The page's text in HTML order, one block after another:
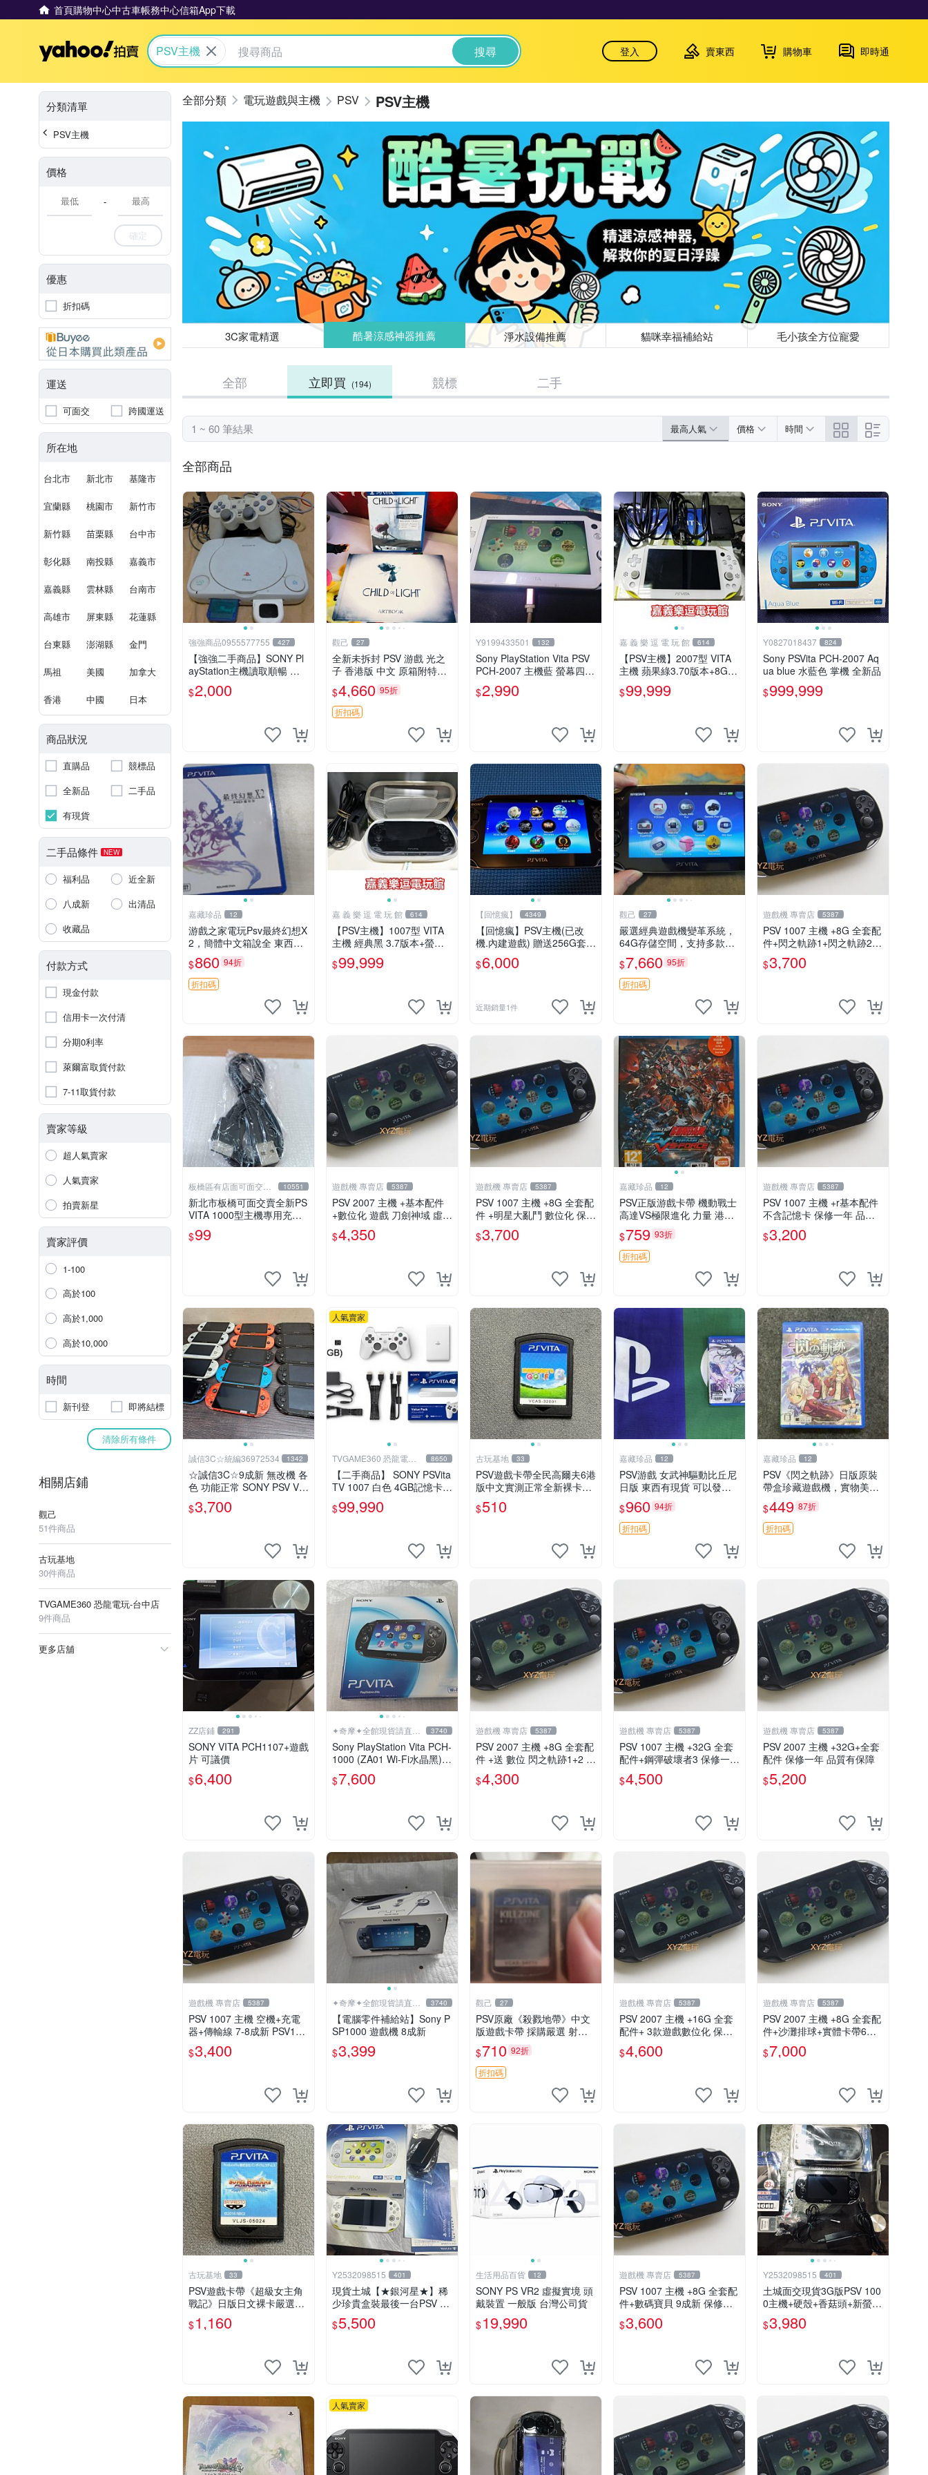
首頁購物中心中古車帳務中心信箱App下載
Yahoo拍賣
PSV主機 搜尋 登入 賣東西 購物車 即時通
分類清單
PSV主機
價格
-
確定
優惠
折扣碼
運送
可面交 跨國運送
所在地
台北市 新北市 基隆市
宜蘭縣 桃園市 新竹市
新竹縣 苗栗縣 台中市
彰化縣 南投縣 嘉義市
嘉義縣 雲林縣 台南市
高雄市 屏東縣 花蓮縣
台東縣 澎湖縣 金門
馬祖 美國 加拿大
香港 中國 日本
商品狀況
直購品
競標品
全新品
二手品
有現貨
二手品條件 NEW
福利品
近全新
八成新
出清品
收藏品
付款方式
現金付款
信用卡一次付清
分期0利率
萊爾富取貨付款
7-11取貨付款
賣家等級
超人氣賣家
人氣賣家
拍賣新星
賣家評價
1-100
高於100
高於1,000
高於10,000
時間
新刊登 即將結標
清除所有條件
相關店鋪
觀己
51件商品
古玩基地
30件商品
TVGAME360 恐龍電玩-台中店
9件商品
更多店舖
電玩遊戲與主機 PSV PSV主機
3C家電精選 酷暑涼感神器推薦 淨水設備推薦 貓咪幸福補給站 毛小孩全方位寵愛
全部 立即買 (194) 競標 二手
1 ~ 60 筆結果 最高人氣 價格 時間
全部商品
強強商品0955577755 427
【強強二手商品】SONY Pl
ayStation主機讀取順暢 如
圖全部 ! 外觀完整乾淨
$2,000
觀己 27
全新未拆封 PSV 游戲 光之
子 香港版 中文 原箱附特典
畫冊 輝耀上市嚴選商品 光
之子 港版 PSV 特典畫冊
$4,660 95折
折扣碼
Y9199433501 132
Sony PlayStation Vita PSV
PCH-2007 主機藍 螢幕四角
略暗 可安裝遊戲 系統3.74
書
$2,990
嘉 義 樂 逗 電 玩 館 614
【PSV主機】2007型 VITA
主機 蘋果綠3.70版本+8G記
憶卡+螢幕保護貼【9成新】
✪中古二手✪嘉義樂逗電玩
$99,999
Y0827018437 824
Sony PSVita PCH-2007 Aq
ua blue 水藍色 掌機 全新品
$999,999
嘉藏珍品 12
游戲之家電玩Psv最終幻想X
2，簡體中文箱說全 東西有
現貨 可以發手物品 無質量
問題售不退不換
$860 94折
折扣碼
嘉 義 樂 逗 電 玩 館 614
【PSV主機】1007型 VITA
主機 經典黑 3.7版本+螢幕
保護貼+主機收納包【9成
新】✪中古二手✪嘉義樂逗
$99,999
【回憶瘋】 4349
【回憶瘋】PSV主機(已改
機.內建遊戲) 贈送256G套卡
9成新 遊戲機 PSVITA
$6,000
近期銷量1件
觀己 27
嚴選經典遊戲機變革系統，
64G存儲空間，支持多款模
擬器享受懷舊樂趣 黑店版 P
SV 游戲 模擬器
$7,660 95折
折扣碼
遊戲機 專賣店 5387
PSV 1007 主機 +8G 全套配
件+閃之軌跡1+閃之軌跡2
保修一年 品質有保障
$3,700
板橋區有店面可面交高
價回收電玩
10551
新北市板橋可面交賣全新PS
VITA 1000型主機專用充電
線....超便宜只賣99元
$99
遊戲機 專賣店 5387
PSV 2007 主機 +基本配件
+數位化 遊戲 刀劍神域 虛空
幻界 保修一年
$4,350
遊戲機 專賣店 5387
PSV 1007 主機 +8G 全套配
件 +明星大亂鬥 數位化 保修
一年 品質有保障
$3,700
嘉藏珍品 12
PSV正版游戲卡帶 機動戰士
高達VS極限進化 力量 港版
中文 盒裝全新未開封，支持
所有日版，港版或其他地區
的PSV游戲機主機，（除
外），拆封後不支持退
$759 93折
折扣碼
遊戲機 專賣店 5387
PSV 1007 主機 +r基本配件
不含記憶卡 保修一年 品質
有保障
$3,200
誠信3C☆統編36972534 1342
☆誠信3C☆9成新 無改機 各
色 功能正常 SONY PSV VIT
A 主機 2000~3000型 二手
功能正常 賣3千5~4千也可
$3,700
人氣賣家
TVGAME360 恐龍電玩- 8650
【二手商品】 SONY PSVita
TV 1007 白色 4GB記憶卡 P
S3手把(白) 書盒完整 【台
中恐龍電玩】
$99,990
古玩基地 33
PSV遊戲卡帶全民高爾夫6港
版中文實測正常全新裸卡無
保售不退換單次購兩張以上
再享優惠 全民高爾夫6 PSV
$510
嘉藏珍品 12
PSV游戲 女武神驅動比丘尼
日版 東西有現貨 可以發手
物品 無質量問題售不退不換
$960 94折
折扣碼
嘉藏珍品 12
PSV《閃之軌跡》日版原裝
帶盒珍藏遊戲機，實物美如
新，嚴選推薦 閃之軌跡 日
版 PSV 原裝帶盒
$449 87折
折扣碼
ZZ店鋪 291
SONY VITA PCH1107+遊戲
片 可議價
$6,400
✦奇摩✦全館現貨請直接
下標
3740
Sony PlayStation Vita PCH-
1000 (ZA01 Wi-Fi水晶黑)
掌上遊戲機 5英吋多點觸控
螢幕
$7,600
遊戲機 專賣店 5387
PSV 2007 主機 +8G 全套配
件 +送 數位 閃之軌跡1+2 保
修一年 品質有保障
$4,300
遊戲機 專賣店 5387
PSV 1007 主機 +32G 全套
配件+鋼彈破壞者3 保修一年
品質有保障 psvita
$4,500
遊戲機 專賣店 5387
PSV 2007 主機 +32G+全套
配件 保修一年 品質有保障
$5,200
遊戲機 專賣店 5387
PSV 1007 主機 空機+充電
器+傳輸線 7-8成新 PSV100
7 一年保修
$3,400
✦奇摩✦全館現貨請直接
下標
3740
【電腦零件補給站】Sony P
SP1000 遊戲機 8成新
$3,399
觀己 27
PSV原廠《殺戮地帶》中文
版遊戲卡帶 採購嚴選 射擊
迷必備 成色尚佳 插入即玩
殺戮地帶 PSV 射擊 游戲
$710 92折
折扣碼
遊戲機 專賣店 5387
PSV 2007 主機 +16G 全套
配件+ 3款遊戲數位化 保修
一年 品質有保障
$4,600
遊戲機 專賣店 5387
PSV 2007 主機 +8G 全套配
件+沙灘排球+實體卡帶6張
保修一年 品質有保障
$7,000
古玩基地 33
PSV遊戲卡帶《超級女主角
戰記》日版日文裸卡嚴選實
測正常索尼專用 超級女主角
戰記 PSV 日版 裸卡
$1,160
Y2532098515 401
現貨土城【★銀河星★】稀
少珍貴盒裝最後一台PSV 20
00主機.PSV2000 品質保證
日版可轉換中文
$5,500
生活用品百貨 12
SONY PS VR2 虛擬實境 頭
戴裝置 一般版 台灣公司貨
$19,990
遊戲機 專賣店 5387
PSV 1007 主機 +8G 全套配
件+數碼寶貝 9成新 保修一
年 品質有保障 psvita
$3,600
Y2532098515 401
土城面交現貨3G版PSV 100
0主機+硬殼+香菇頭+新螢幕
玻璃貼+初音掛繩+可改機版
本8成新 一年保修如照片所
$3,980
人氣賣家